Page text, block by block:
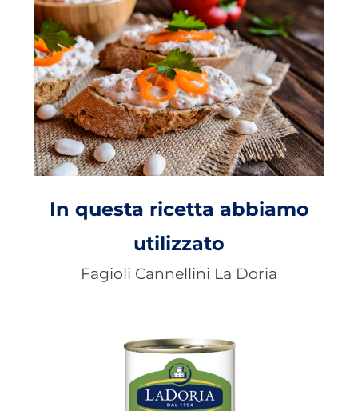
In questa ricetta abbiamo
utilizzato
Fagioli Cannellini La Doria